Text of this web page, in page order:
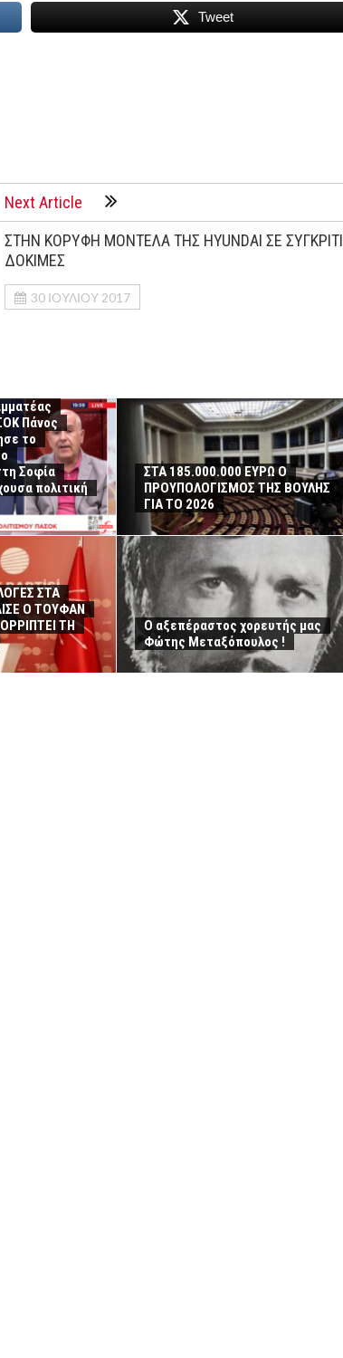
Tweet
Next Article
ΣΤΗΝ ΚΟΡΥΦΗ ΜΟΝΤΕΛΑ ΤΗΣ HYUNDAI ΣΕ
ΔΟΚΙΜΕΣ
30 ΙΟΥΛΊΟΥ 2017
Πάνος
το
Σοφία
πολιτική
ΣΤΑ 185.000.000 ΕΥΡΩ Ο
ΠΡΟΥΠΟΛΟΓΙΣΜΟΣ ΤΗΣ ΒΟΥΛΗΣ
ΓΙΑ ΤΟ 2026
ΣΤΑ
Ο ΤΟΥΦΑΝ
ΤΗ
Ο αξεπέραστος χορευτής μας
Φώτης Μεταξόπουλος !